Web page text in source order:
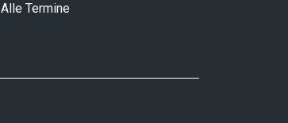
Alle Termine